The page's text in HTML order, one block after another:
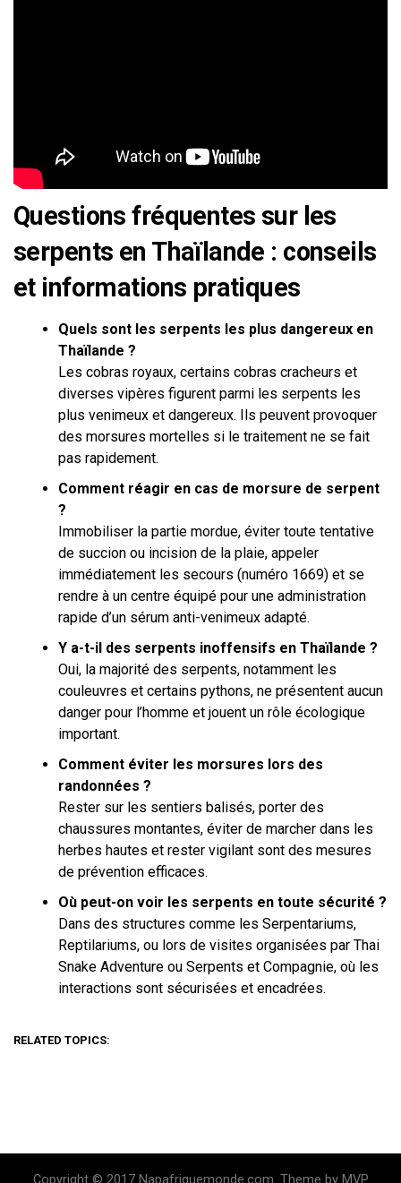
Questions fréquentes sur les
serpents en Thaïlande : conseils
et informations pratiques
Quels sont les serpents les plus dangereux en
Thaïlande ?
Les cobras royaux, certains cobras cracheurs et
diverses vipères figurent parmi les serpents les
plus venimeux et dangereux. Ils peuvent provoquer
des morsures mortelles si le traitement ne se fait
pas rapidement.
Comment réagir en cas de morsure de serpent
?
Immobiliser la partie mordue, éviter toute tentative
de succion ou incision de la plaie, appeler
immédiatement les secours (numéro 1669) et se
rendre à un centre équipé pour une administration
rapide d’un sérum anti-venimeux adapté.
Y a-t-il des serpents inoffensifs en Thaïlande ?
Oui, la majorité des serpents, notamment les
couleuvres et certains pythons, ne présentent aucun
danger pour l’homme et jouent un rôle écologique
important.
Comment éviter les morsures lors des
randonnées ?
Rester sur les sentiers balisés, porter des
chaussures montantes, éviter de marcher dans les
herbes hautes et rester vigilant sont des mesures
de prévention efficaces.
Où peut-on voir les serpents en toute sécurité ?
Dans des structures comme les Serpentariums,
Reptilariums, ou lors de visites organisées par Thai
Snake Adventure ou Serpents et Compagnie, où les
interactions sont sécurisées et encadrées.
RELATED TOPICS: